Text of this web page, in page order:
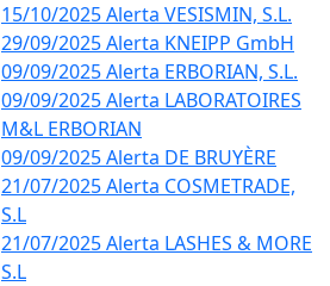
15/10/2025 Alerta VESISMIN, S.L.
29/09/2025 Alerta KNEIPP GmbH
09/09/2025 Alerta ERBORIAN, S.L.
09/09/2025 Alerta LABORATOIRES
M&L ERBORIAN
09/09/2025 Alerta DE BRUYÈRE
21/07/2025 Alerta COSMETRADE,
S.L
21/07/2025 Alerta LASHES & MORE
S.L